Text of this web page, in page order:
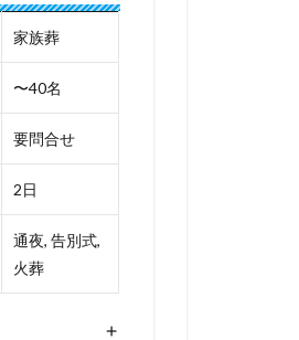
家族葬
〜40名
要問合せ
2日
通夜, 告別式,
火葬
+